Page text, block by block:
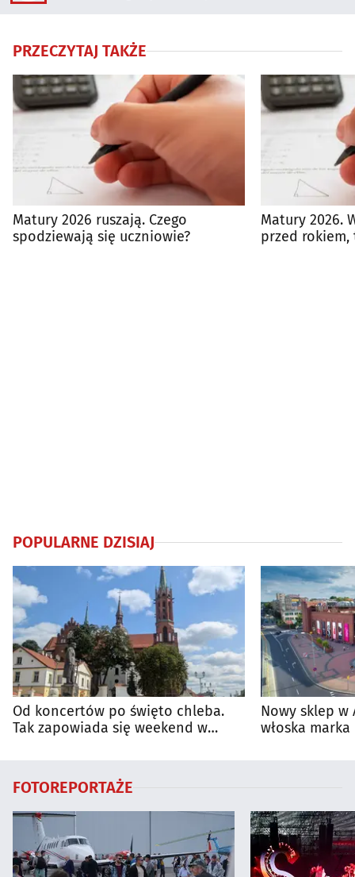
PRZECZYTAJ TAKŻE
Matury 2026 ruszają. Czego
spodziewają się uczniowie?
Matury 2026.
przed
POPULARNE DZISIAJ
Od koncertów po święto chleba.
Tak zapowiada się weekend w
Nowy sklep w
włoska
FOTOREPORTAŻE